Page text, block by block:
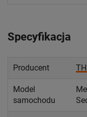
Specyfikacja
Producent
Model
samochodu